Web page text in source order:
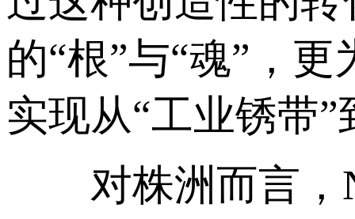
的“根”与“魂”，
实现从“工业锈带
对株洲而言，